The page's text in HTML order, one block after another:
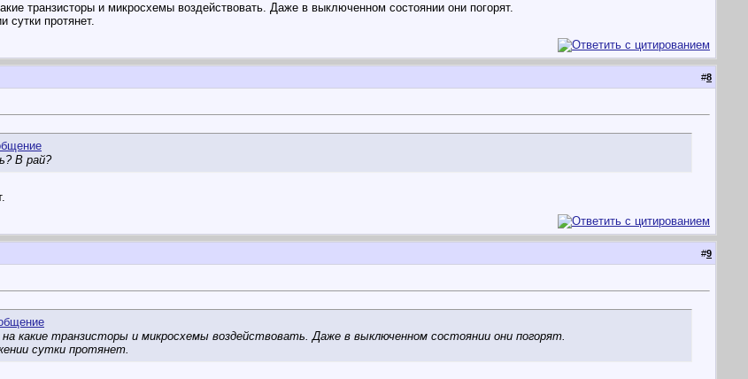
транзисторы и микросхемы воздействовать. Даже в выключенном состоянии они погорят.
сутки протянет.
#8
В рай?
#9
какие транзисторы и микросхемы воздействовать. Даже в выключенном состоянии они погорят.
сутки протянет.